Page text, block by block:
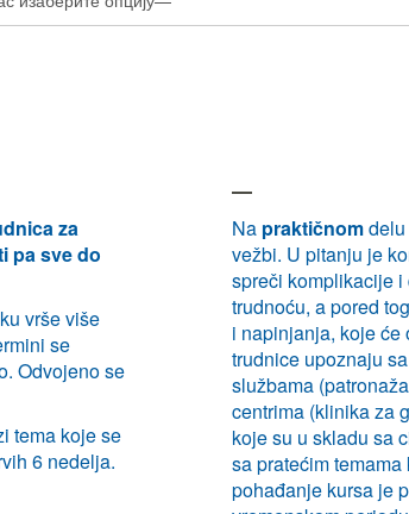
za
pa sve do
vrše više
se
Odvojeno se
tema koje se
6 nedelja.
Na praktičnom
vežbi. U pitanju je
spreči komplikacije
trudnoću, a pored
i napinjanja, koje će
trudnice upoznaju
službama
centrima (klinika za
koje su u skladu sa
sa pratećim
pohađanje kursa je